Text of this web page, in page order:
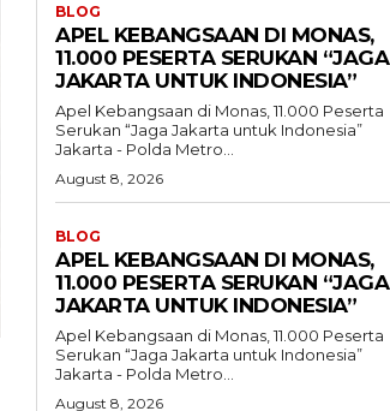
BLOG
APEL KEBANGSAAN DI MONAS,
11.000 PESERTA SERUKAN “JAGA
JAKARTA UNTUK INDONESIA”
Apel Kebangsaan di Monas, 11.000 Peserta
Serukan “Jaga Jakarta untuk Indonesia”
Jakarta - Polda Metro...
August 8, 2026
BLOG
APEL KEBANGSAAN DI MONAS,
11.000 PESERTA SERUKAN “JAGA
JAKARTA UNTUK INDONESIA”
Apel Kebangsaan di Monas, 11.000 Peserta
Serukan “Jaga Jakarta untuk Indonesia”
Jakarta - Polda Metro...
August 8, 2026